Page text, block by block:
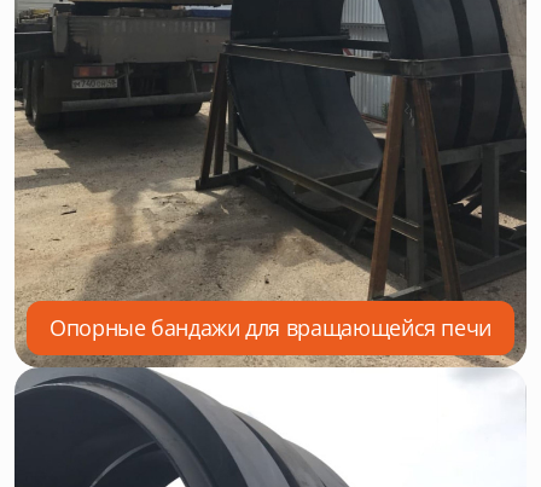
Опорные бандажи для вращающейся печи